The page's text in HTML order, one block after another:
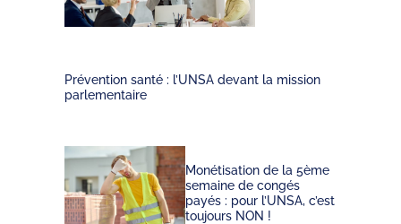
Prévention santé : l’UNSA devant la mission
parlementaire
Monétisation de la 5ème
semaine de congés
payés : pour l’UNSA, c’est
toujours NON !